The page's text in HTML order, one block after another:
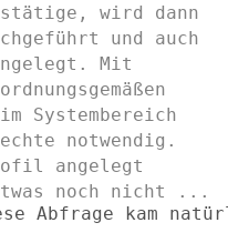
wird dann
und auch
Mit
Systembereich
notwendig.
angelegt
noch nicht ...